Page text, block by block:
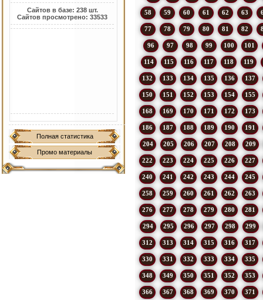
Сайтов в базе: 238 шт.
Сайтов просмотрено: 33533
Полная статистика
Промо материалы
58 59 60 61 62 63
77 78 79 80 81 82
96 97 98 99 100 101
114 115 116 117 118 119
132 133 134 135 136 137
150 151 152 153 154 155
168 169 170 171 172 173
186 187 188 189 190 191
204 205 206 207 208 209
222 223 224 225 226 227
240 241 242 243 244 245
258 259 260 261 262 263
276 277 278 279 280 281
294 295 296 297 298 299
312 313 314 315 316 317
330 331 332 333 334 335
348 349 350 351 352 353
366 367 368 369 370 371